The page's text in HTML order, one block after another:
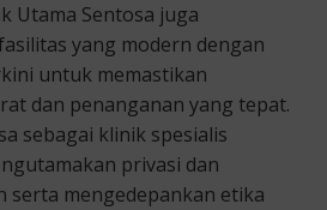
Utama Sentosa juga
yang modern dengan
untuk memastikan
dan penanganan yang tepat.
sebagai klinik spesialis
privasi dan
serta mengedepankan etika